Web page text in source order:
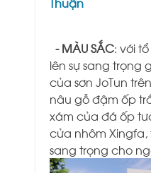
- MÀU SẮC: với
lên sự sang trọng
của sơn JoTun
nâu gỗ đậm ốp
xám của đá ốp
cửa nhôm Xingfa,
sang trọng cho